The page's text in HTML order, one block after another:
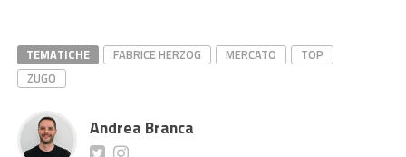
TEMATICHE FABRICE HERZOG MERCATO
TOP
ZUGO
Andrea Branca